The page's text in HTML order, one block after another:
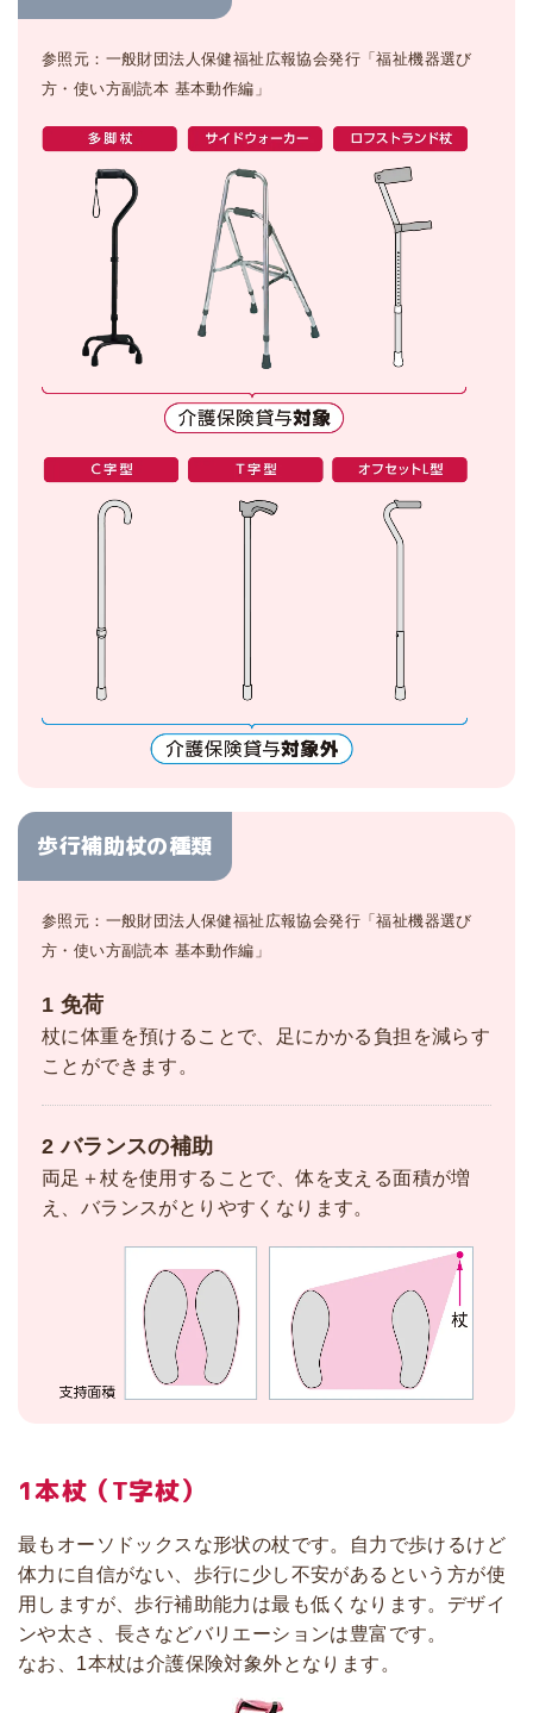
参照元：一般財団法人保健福祉広報協会発行「福祉機器選び
方・使い方副読本 基本動作編」
歩行補助杖の種類
参照元：一般財団法人保健福祉広報協会発行「福祉機器選び
方・使い方副読本 基本動作編」
1 免荷
杖に体重を預けることで、足にかかる負担を減らす
ことができます。
2 バランスの補助
両足＋杖を使用することで、体を支える面積が増
え、バランスがとりやすくなります。
1本杖（T字杖）
最もオーソドックスな形状の杖です。自力で歩けるけど
体力に自信がない、歩行に少し不安があるという方が使
用しますが、歩行補助能力は最も低くなります。デザイ
ンや太さ、長さなどバリエーションは豊富です。
なお、1本杖は介護保険対象外となります。